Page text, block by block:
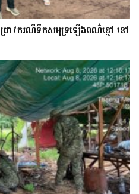
វជ្រាវករណីទឹកសមុទ្រឡើងពណ៌ខ្មៅ នៅ